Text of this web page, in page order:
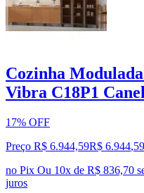
Cozinha
Vibra C18P1
17% OFF
Preço R$ 6.944,59R$ 6.944,59
no Pix Ou 10x de R$ 836,70
juros